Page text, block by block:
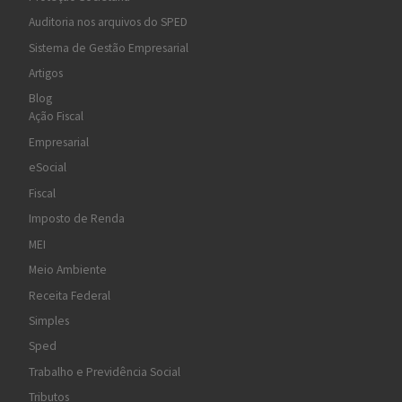
Auditoria nos arquivos do SPED
Sistema de Gestão Empresarial
Artigos
Blog
Ação Fiscal
Empresarial
eSocial
Fiscal
Imposto de Renda
MEI
Meio Ambiente
Receita Federal
Simples
Sped
Trabalho e Previdência Social
Tributos